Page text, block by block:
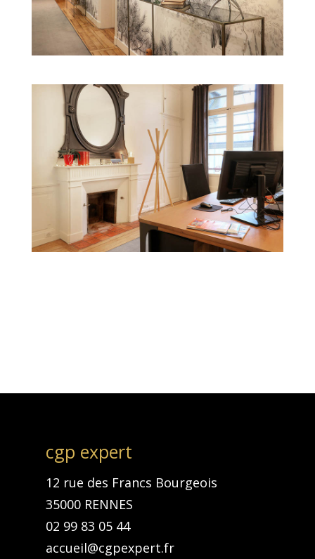
cgp expert
12 rue des Francs Bourgeois
35000 RENNES
02 99 83 05 44
accueil@cgpexpert.fr